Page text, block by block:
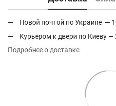
Новой почтой по Украине —
Курьером к двери по Киеву —
Подробнее о доставке